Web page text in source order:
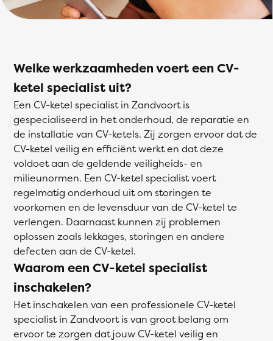
Welke werkzaamheden voert een CV-
ketel specialist uit?
Een CV-ketel specialist in Zandvoort is
gespecialiseerd in het onderhoud, de reparatie en
de installatie van CV-ketels. Zij zorgen ervoor dat de
CV-ketel veilig en efficiënt werkt en dat deze
voldoet aan de geldende veiligheids- en
milieunormen. Een CV-ketel specialist voert
regelmatig onderhoud uit om storingen te
voorkomen en de levensduur van de CV-ketel te
verlengen. Daarnaast kunnen zij problemen
oplossen zoals lekkages, storingen en andere
defecten aan de CV-ketel.
Waarom een CV-ketel specialist
inschakelen?
Het inschakelen van een professionele CV-ketel
specialist in Zandvoort is van groot belang om
ervoor te zorgen dat jouw CV-ketel veilig en